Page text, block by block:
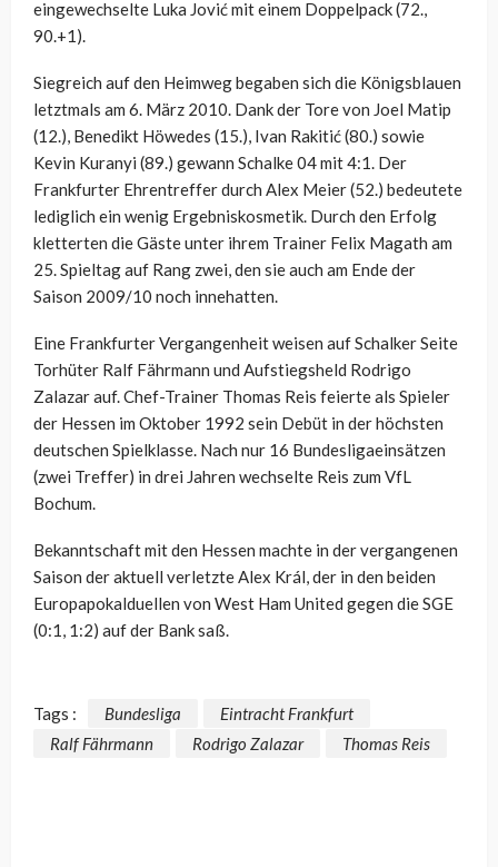
eingewechselte Luka Jović mit einem Doppelpack (72.,
90.+1).
Siegreich auf den Heimweg begaben sich die Königsblauen
letztmals am 6. März 2010. Dank der Tore von Joel Matip
(12.), Benedikt Höwedes (15.), Ivan Rakitić (80.) sowie
Kevin Kuranyi (89.) gewann Schalke 04 mit 4:1. Der
Frankfurter Ehrentreffer durch Alex Meier (52.) bedeutete
lediglich ein wenig Ergebniskosmetik. Durch den Erfolg
kletterten die Gäste unter ihrem Trainer Felix Magath am
25. Spieltag auf Rang zwei, den sie auch am Ende der
Saison 2009/10 noch innehatten.
Eine Frankfurter Vergangenheit weisen auf Schalker Seite
Torhüter Ralf Fährmann und Aufstiegsheld Rodrigo
Zalazar auf. Chef-Trainer Thomas Reis feierte als Spieler
der Hessen im Oktober 1992 sein Debüt in der höchsten
deutschen Spielklasse. Nach nur 16 Bundesligaeinsätzen
(zwei Treffer) in drei Jahren wechselte Reis zum VfL
Bochum.
Bekanntschaft mit den Hessen machte in der vergangenen
Saison der aktuell verletzte Alex Král, der in den beiden
Europapokalduellen von West Ham United gegen die SGE
(0:1, 1:2) auf der Bank saß.
Tags : Bundesliga
Eintracht Frankfurt
Ralf Fährmann
Rodrigo Zalazar Thomas Reis